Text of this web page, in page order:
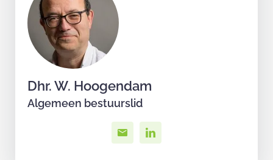
Dhr. W. Hoogendam
Algemeen bestuurslid